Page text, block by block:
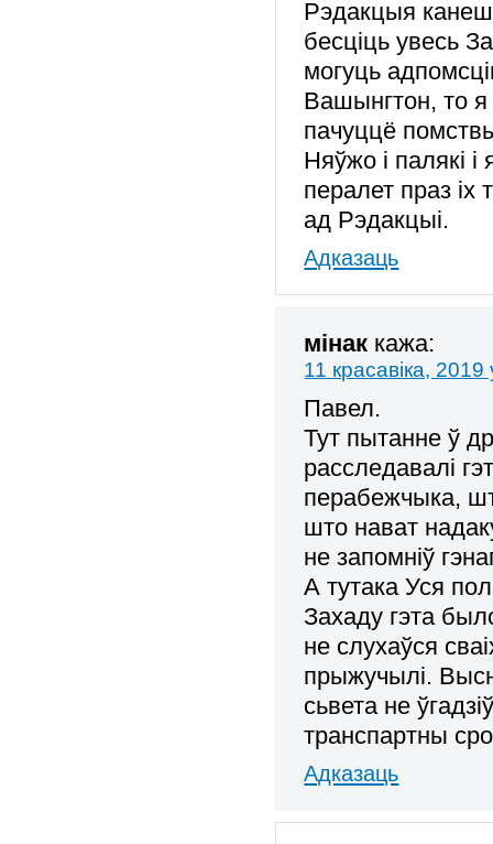
Рэдакцыя
бесціць увесь
могуць
Вашынгтон, то я
пачуццё
Няўжо і палякі
пералет праз іх
ад Рэдакцыі.
Адказаць
мінак кажа:
11 красавіка,
Павел.
Тут пытанне ў
расследавалі
перабежчыка,
што нават
не запомніў
А тутака Уся
Захаду гэта
не слухаўся
прыжучылі.
сьвета не
транспартны
Адказаць